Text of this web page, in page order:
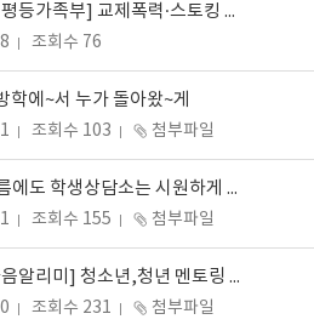
[인권센터 성평등상담소] [성평등가족부] 교제폭력·스토킹 레드플래그 10가지🚨
조회수 76
에~서 누가 돌아왔~게
조회수 103 첨부파일
[인권센터 학생상담소] 🌞여름에도 학생상담소는 시원하게 운영 중🐬
조회수 155 첨부파일
[인권센터 학생상담소] [온마음알리미] 청소년,청년 멘토링 '우리의 바이브' 대학생 멘토 모집 안내_영통청소년청년센터
조회수 231 첨부파일